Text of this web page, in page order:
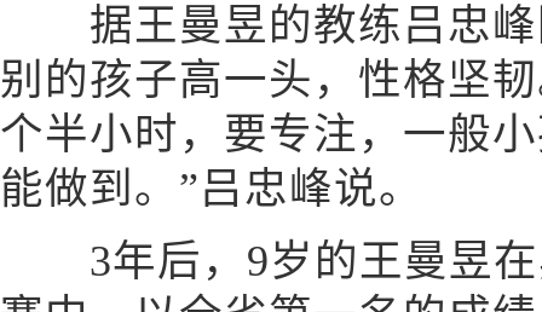
据王曼昱的教练吕忠峰
别的孩子高一头，性格坚
个半小时，要专注，一般
能做到。”吕忠峰说。
3年后，9岁的王曼昱在